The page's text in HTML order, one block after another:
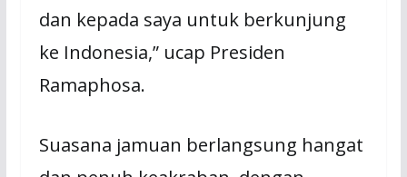
dan kepada saya untuk berkunjung
ke Indonesia,” ucap Presiden
Ramaphosa.
Suasana jamuan berlangsung hangat